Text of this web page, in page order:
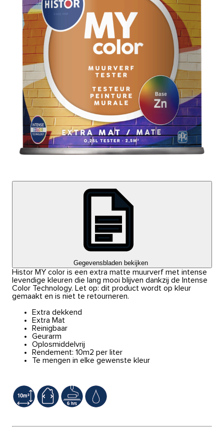
Gegevensbladen bekijken
Histor MY color is een extra matte muurverf met intense
levendige kleuren die lang mooi blijven dankzij de Intense
Color Technology. Let op: dit product wordt op kleur
gemaakt en is niet te retourneren.
Extra dekkend
Extra Mat
Reinigbaar
Geurarm
Oplosmiddelvrij
Rendement: 10m2 per liter
Te mengen in elke gewenste kleur